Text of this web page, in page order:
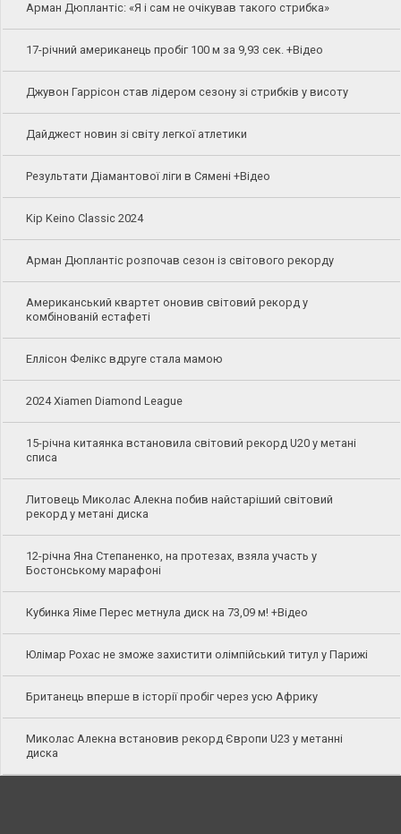
Арман Дюплантіс: «Я і сам не очікував такого стрибка»
17-річний американець пробіг 100 м за 9,93 сек. +Відео
Джувон Гаррісон став лідером сезону зі стрибків у висоту
Дайджест новин зі світу легкої атлетики
Результати Діамантової ліги в Сямені +Відео
Kip Keino Classic 2024
Арман Дюплантіс розпочав сезон із світового рекорду
Американський квартет оновив світовий рекорд у
комбінованій естафеті
Еллісон Фелікс вдруге стала мамою
2024 Xiamen Diamond League
15-річна китаянка встановила світовий рекорд U20 у метані
списа
Литовець Миколас Алекна побив найстаріший світовий
рекорд у метані диска
12-річна Яна Степаненко, на протезах, взяла участь у
Бостонському марафоні
Кубинка Яіме Перес метнула диск на 73,09 м! +Відео
Юлімар Рохас не зможе захистити олімпійський титул у Парижі
Британець вперше в історії пробіг через усю Африку
Миколас Алекна встановив рекорд Європи U23 у метанні
диска